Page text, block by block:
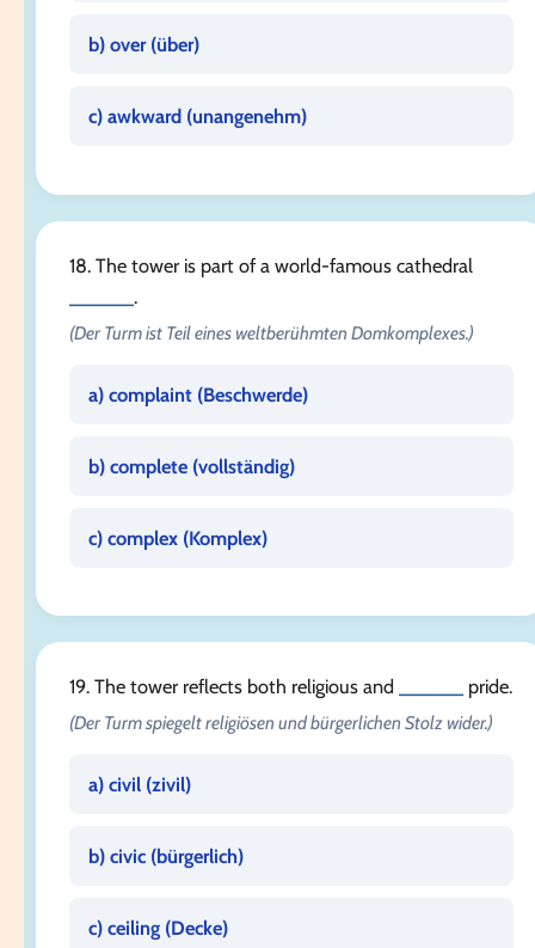
b) over (über)
c) awkward (unangenehm)
18. The tower is part of a world-famous cathedral
.
(Der Turm ist Teil eines weltberühmten Domkomplexes.)
a) complaint (Beschwerde)
b) complete (vollständig)
c) complex (Komplex)
19. The tower reflects both religious and pride.
(Der Turm spiegelt religiösen und bürgerlichen Stolz wider.)
a) civil (zivil)
b) civic (bürgerlich)
c) ceiling (Decke)